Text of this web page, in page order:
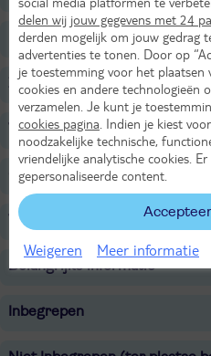
Restaurants/Bars
Zwembaden
Voor de kinderen
Overige informatie
Verzorging
Belangrijke informatie
Inbegrepen
delen wij jouw gegevens met 24
derden mogelijk om jouw gedrag
advertenties te tonen. Door op
je toestemming voor het plaatsen
cookies en andere technologieën
verzamelen. Je kunt je
cookies pagina . Indien je kiest
noodzakelijke technische,
vriendelijke analytische cookies.
gepersonaliseerde content.
Weigeren Meer informatie